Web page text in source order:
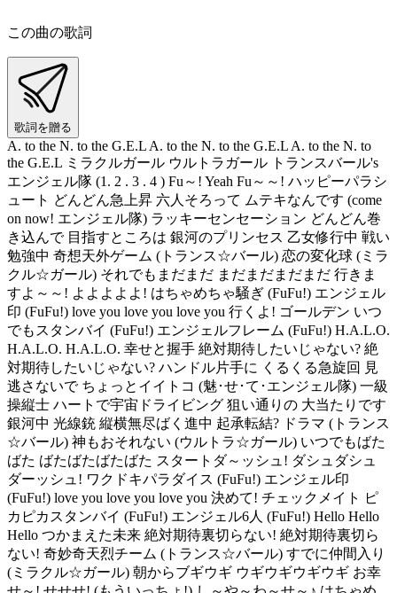
この曲の歌詞
歌詞を贈る
A. to the N. to the G.E.L A. to the N. to the G.E.L A. to the N. to
the G.E.L ミラクルガール ウルトラガール トランスバール's
エンジェル隊 (1. 2 . 3 . 4 ) Fu～! Yeah Fu～～! ハッピーパラシ
ュート どんどん急上昇 六人そろって ムテキなんです (come
on now! エンジェル隊) ラッキーセンセーション どんどん巻
き込んで 目指すところは 銀河のプリンセス 乙女修行中 戦い
勉強中 奇想天外ゲーム (トランス☆バール) 恋の変化球 (ミラ
クル☆ガール) それでもまだまだ まだまだまだまだ 行きま
すよ～～! よよよよよ! はちゃめちゃ騒ぎ (FuFu!) エンジェル
印 (FuFu!) love you love you love you 行くよ! ゴールデン いつ
でもスタンバイ (FuFu!) エンジェルフレーム (FuFu!) H.A.L.O.
H.A.L.O. H.A.L.O. 幸せと握手 絶対期待したいじゃない? 絶
対期待したいじゃない? ハンドル片手に くるくる急旋回 見
逃さないで ちょっとイイトコ (魅･せ･て･エンジェル隊) 一級
操縦士 ハートで宇宙ドライビング 狙い通りの 大当たりです
銀河中 光線銃 縦横無尽ばく進中 起承転結? ドラマ (トランス
☆バール) 神もおそれない (ウルトラ☆ガール) いつでもばた
ばた ばたばたばたばた スタートダ～ッシュ! ダシュダシュ
ダーッシュ! ワクドキパラダイス (FuFu!) エンジェル印
(FuFu!) love you love you love you 決めて! チェックメイト ピ
カピカスタンバイ (FuFu!) エンジェル6人 (FuFu!) Hello Hello
Hello つかまえた未来 絶対期待裏切らない! 絶対期待裏切ら
ない! 奇妙奇天烈チーム (トランス☆バール) すでに仲間入り
(ミラクル☆ガール) 朝からブギウギ ウギウギウギウギ お幸